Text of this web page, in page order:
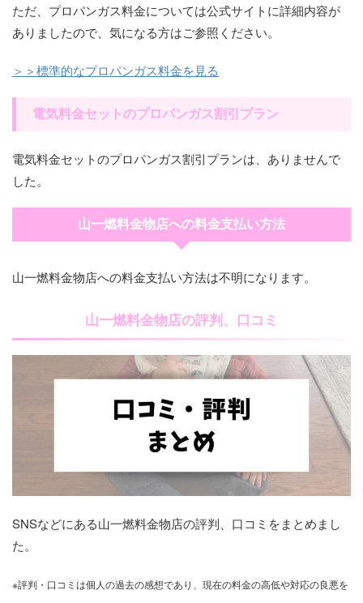
ただ、プロパンガス料金については公式サイトに詳細内容が
ありましたので、気になる方はご参照ください。
＞＞標準的なプロパンガス料金を見る
電気料金セットのプロパンガス割引プラン
電気料金セットのプロパンガス割引プランは、ありませんで
した。
山一燃料金物店への料金支払い方法
山一燃料金物店への料金支払い方法は不明になります。
山一燃料金物店の評判、口コミ
SNSなどにある山一燃料金物店の評判、口コミをまとめまし
た。
※評判・口コミは個人の過去の感想であり、現在の料金の高低や対応の良悪を